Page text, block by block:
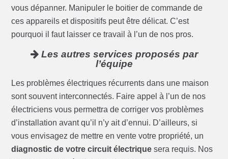
vous dépanner. Manipuler le boitier de commande de
ces appareils et dispositifs peut être délicat. C’est
pourquoi il faut laisser ce travail à l’un de nos pros.
Les autres services proposés par
l’équipe
Les problèmes électriques récurrents dans une maison
sont souvent interconnectés. Faire appel à l’un de nos
électriciens vous permettra de corriger vos problèmes
d’installation avant qu’il n’y ait d’ennui. D’ailleurs, si
vous envisagez de mettre en vente votre propriété, un
diagnostic de votre circuit électrique sera requis. Nos